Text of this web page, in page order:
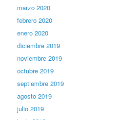
marzo 2020
febrero 2020
enero 2020
diciembre 2019
noviembre 2019
octubre 2019
septiembre 2019
agosto 2019
julio 2019